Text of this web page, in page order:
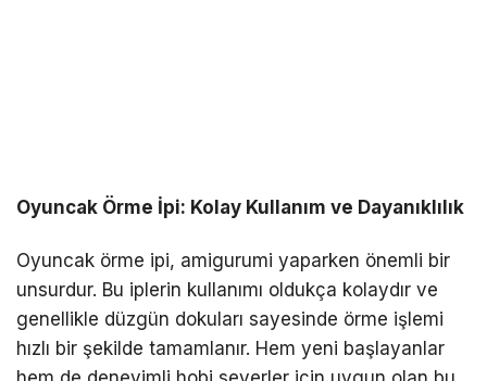
Oyuncak Örme İpi: Kolay Kullanım ve Dayanıklılık
Oyuncak örme ipi, amigurumi yaparken önemli bir
unsurdur. Bu iplerin kullanımı oldukça kolaydır ve
genellikle düzgün dokuları sayesinde örme işlemi
hızlı bir şekilde tamamlanır. Hem yeni başlayanlar